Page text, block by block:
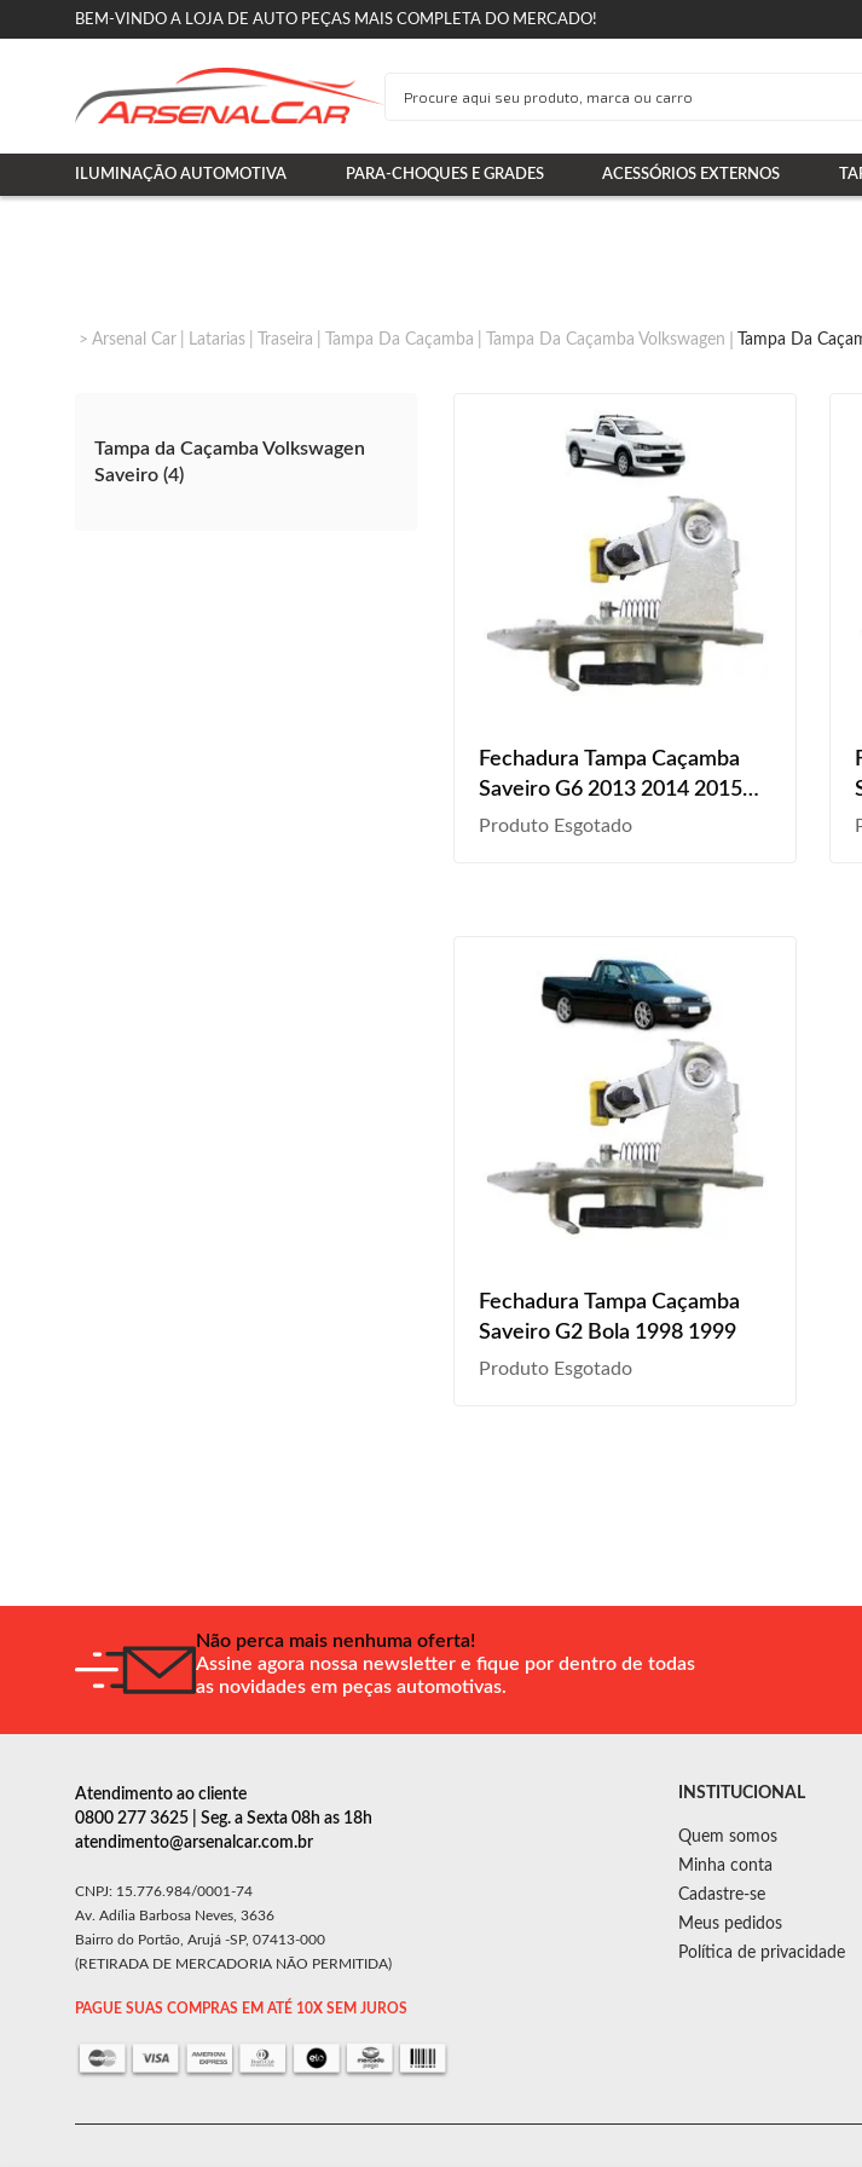
BEM-VINDO A LOJA DE AUTO PEÇAS MAIS COMPLETA DO MERCADO!
ILUMINAÇÃO AUTOMOTIVA PARA-CHOQUES E GRADES ACESSÓRIOS EXTERNOS
Arsenal Car Latarias Traseira Tampa Da Caçamba Tampa Da Caçamba Volkswagen Tampa Da
Tampa da Caçamba Volkswagen
Saveiro (4)
Fechadura Tampa Caçamba
Saveiro G6 2013 2014 2015
2016
Produto Esgotado
Fechadura Tampa Caçamba
Saveiro G2 Bola 1998 1999
Produto Esgotado
Não perca mais nenhuma oferta!
Assine agora nossa newsletter e fique por dentro de todas
as novidades em peças automotivas.
Atendimento ao cliente
0800 277 3625 | Seg. a Sexta 08h as 18h
atendimento@arsenalcar.com.br
CNPJ: 15.776.984/0001-74
Av. Adília Barbosa Neves, 3636
Bairro do Portão, Arujá -SP, 07413-000
(RETIRADA DE MERCADORIA NÃO PERMITIDA)
PAGUE SUAS COMPRAS EM ATÉ 10X SEM JUROS
INSTITUCIONAL
Quem somos
Minha conta
Cadastre-se
Meus pedidos
Política de privacidade